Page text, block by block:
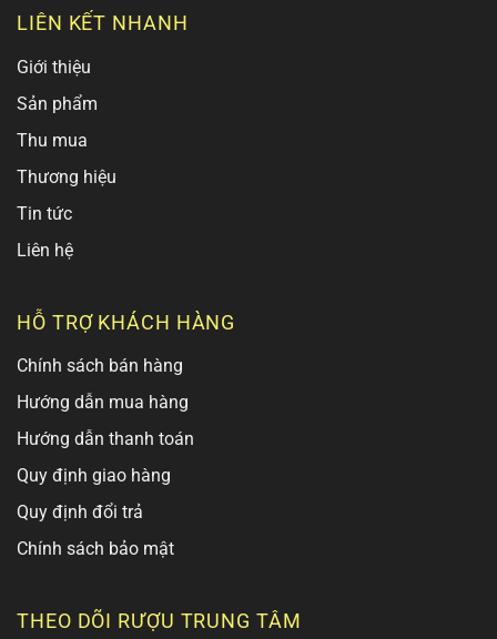
LIÊN KẾT NHANH
Giới thiệu
Sản phẩm
Thu mua
Thương hiệu
Tin tức
Liên hệ
HỖ TRỢ KHÁCH HÀNG
Chính sách bán hàng
Hướng dẫn mua hàng
Hướng dẫn thanh toán
Quy định giao hàng
Quy định đổi trả
Chính sách bảo mật
THEO DÕI RƯỢU TRUNG TÂM